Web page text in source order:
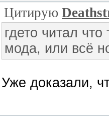
Цитирую
гдето читал
мода, или всё
Уже доказали,